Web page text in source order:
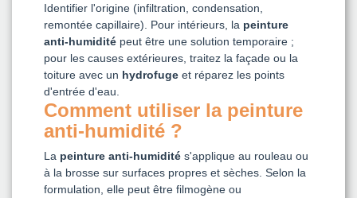
Identifier l'origine (infiltration, condensation,
remontée capillaire). Pour intérieurs, la peinture
anti-humidité peut être une solution temporaire ;
pour les causes extérieures, traitez la façade ou la
toiture avec un hydrofuge et réparez les points
d'entrée d'eau.
Comment utiliser la peinture
anti-humidité ?
La peinture anti-humidité s'applique au rouleau ou
à la brosse sur surfaces propres et sèches. Selon la
formulation, elle peut être filmogène ou